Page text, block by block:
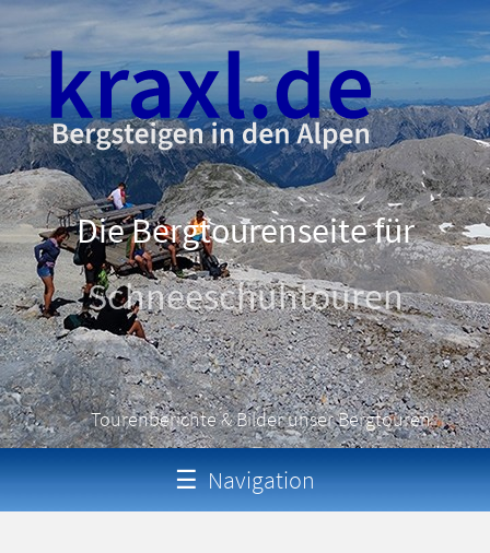
Die Bergtourenseite für
Schneeschuhtouren
Tourenberichte & Bilder unser Bergtouren
☰Navigation